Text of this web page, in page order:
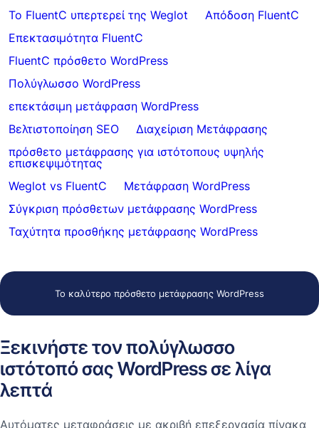
Το FluentC υπερτερεί της Weglot
Απόδοση FluentC
Επεκτασιμότητα FluentC
FluentC πρόσθετο WordPress
Πολύγλωσσο WordPress
επεκτάσιμη μετάφραση WordPress
Βελτιστοποίηση SEO
Διαχείριση Μετάφρασης
πρόσθετο μετάφρασης για ιστότοπους υψηλής
επισκεψιμότητας
Weglot vs FluentC
Μετάφραση WordPress
Σύγκριση πρόσθετων μετάφρασης WordPress
Ταχύτητα προσθήκης μετάφρασης WordPress
Το καλύτερο πρόσθετο μετάφρασης WordPress
Ξεκινήστε τον πολύγλωσσο
ιστότοπό σας WordPress σε λίγα
λεπτά
Αυτόματες μεταφράσεις με ακριβή επεξεργασία πίνακα